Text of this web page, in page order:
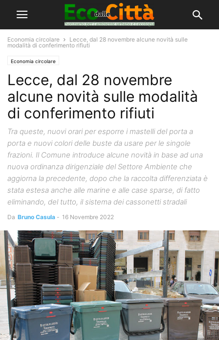
Economia circolare
Lecce, dal 28 novembre alcune novità sulle
modalità di conferimento rifiuti
Economia circolare
Lecce, dal 28 novembre
alcune novità sulle modalità
di conferimento rifiuti
Tra queste, nuovi orari per esporre i mastelli del porta a
porta e nuovi colori delle buste da usare per le singole
frazioni. Il Comune introduce alcune novità in base ad una
nuova ordinanza dirigenziale del Settore Ambiente che
aggiorna la precedente, dopo che la raccolta differenziata è
stata estesa anche alle marine e alle case sparse, di fatto
eliminando, del tutto, il sistema dei cassonetti stradali
Da Bruno Casula - 16 Novembre 2022